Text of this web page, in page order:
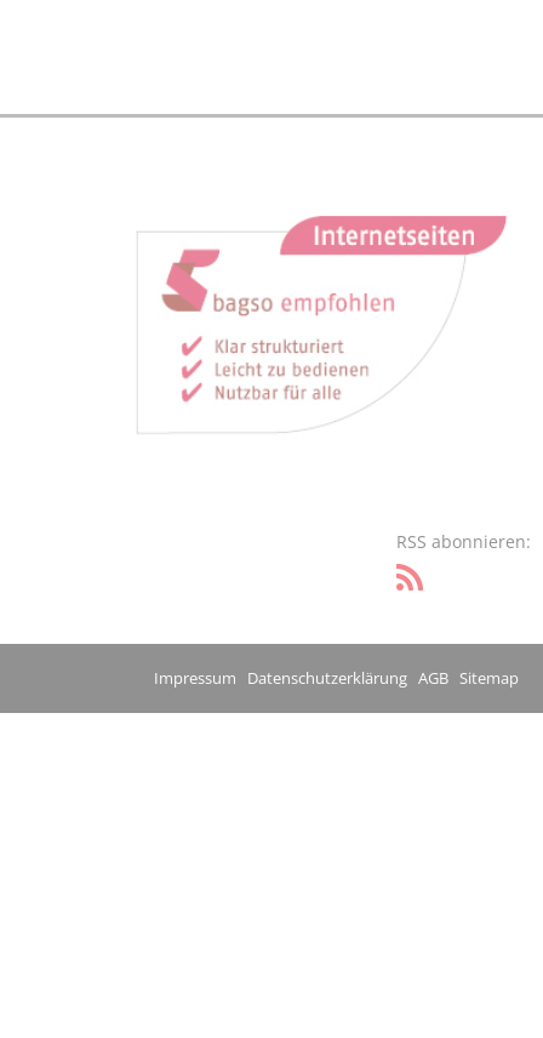
RSS abonnieren:
Impressum Datenschutzerklärung AGB Sitemap